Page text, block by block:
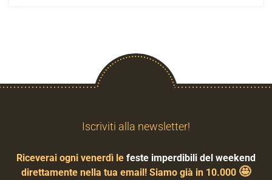
Iscriviti alla newsletter!
Riceverai ogni venerdì le feste imperdibili del weekend
direttamente nella tua email! Siamo già in 10.000 🤩